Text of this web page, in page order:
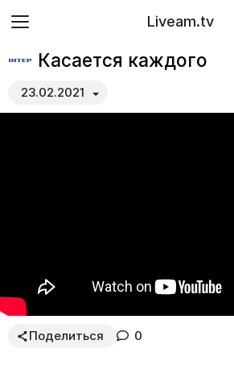
Liveam.tv
Касается каждого
23.02.2021
Поделиться 0